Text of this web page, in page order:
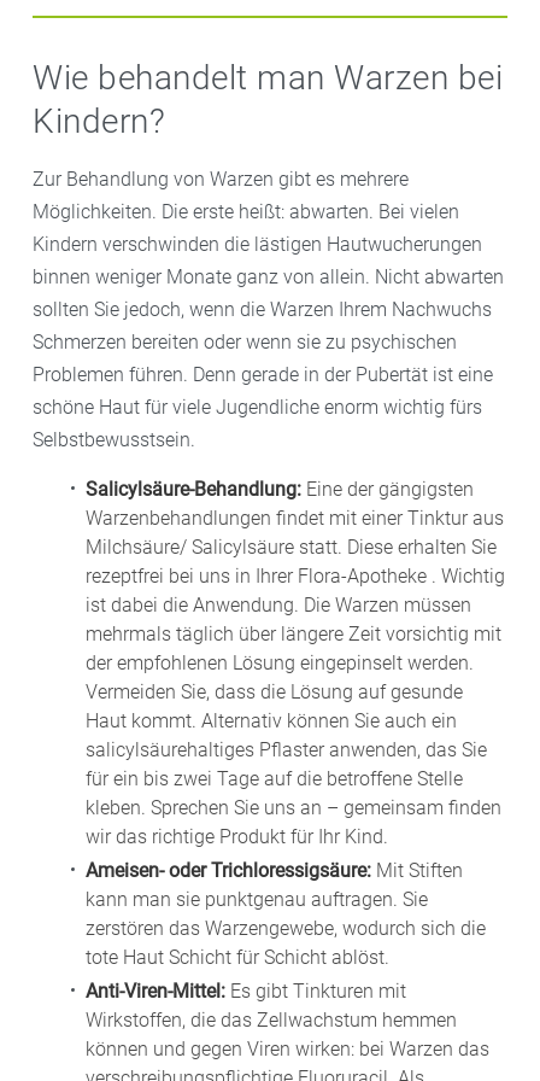
Sie sind die einzigen, die nicht durch HPV, sondern
werden. Es zählt zur Gruppe der Pockenviren.
Dellwarzen treten bei Kindern vorwiegend im Gesicht,
auf. Vom Aussehen her sind sie wie kleine, mit Sekret
gefüllte Bläschen und haben eine Delle in der Mitte.
Das Sekret ist hochansteckend.
Wie behandelt man Warzen bei
Kindern?
Zur Behandlung von Warzen gibt es mehrere
Möglichkeiten. Die erste heißt: abwarten. Bei vielen
Kindern verschwinden die lästigen Hautwucherungen
binnen weniger Monate ganz von allein. Nicht abwarten
sollten Sie jedoch, wenn die Warzen Ihrem Nachwuchs
Schmerzen bereiten oder wenn sie zu psychischen
Problemen führen. Denn gerade in der Pubertät ist eine
schöne Haut für viele Jugendliche enorm wichtig fürs
Selbstbewusstsein.
Salicylsäure-Behandlung: Eine der gängigsten
Warzenbehandlungen findet mit einer Tinktur aus
Milchsäure/ Salicylsäure statt. Diese erhalten Sie
rezeptfrei bei uns in Ihrer Flora-Apotheke . Wichtig
ist dabei die Anwendung. Die Warzen müssen
mehrmals täglich über längere Zeit vorsichtig mit
der empfohlenen Lösung eingepinselt werden.
Vermeiden Sie, dass die Lösung auf gesunde
Haut kommt. Alternativ können Sie auch ein
salicylsäurehaltiges Pflaster anwenden, das Sie
für ein bis zwei Tage auf die betroffene Stelle
kleben. Sprechen Sie uns an – gemeinsam finden
wir das richtige Produkt für Ihr Kind.
Ameisen- oder Trichloressigsäure: Mit Stiften
kann man sie punktgenau auftragen. Sie
zerstören das Warzengewebe, wodurch sich die
tote Haut Schicht für Schicht ablöst.
Anti-Viren-Mittel: Es gibt Tinkturen mit
Wirkstoffen, die das Zellwachstum hemmen
können und gegen Viren wirken: bei Warzen das